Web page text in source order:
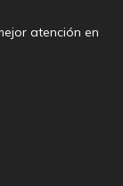
atención en